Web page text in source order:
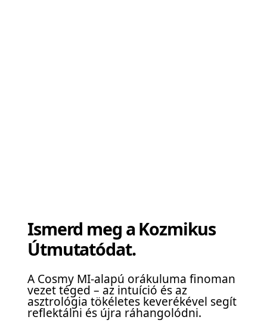
Ismerd meg a Kozmikus
Útmutatódat.
A Cosmy MI-alapú orákuluma finoman
vezet téged – az intuíció és az
asztrológia tökéletes keverékével segít
reflektálni és újra ráhangolódni.